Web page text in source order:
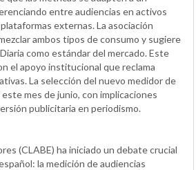
entre audiencias en activos
externas. La asociación
ambos tipos de consumo y sugiere
como estándar del mercado. Este
el apoyo institucional que reclama
La selección del nuevo medidor de
mes de junio, con implicaciones
publicitaria en periodismo.
(CLABE) ha iniciado un debate crucial
la medición de audiencias